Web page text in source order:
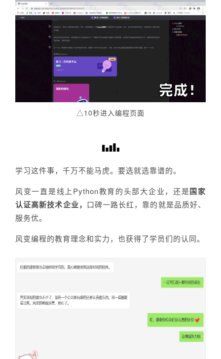
△10秒进入编程页面
学习这件事，千万不能马虎。要选就选靠谱的。
风变一直是线上Python教育的头部大企业，还是国家
认证高新技术企业， 口碑一路长红，靠的就是品质好、
服务优。
风变编程的教育理念和实力，也获得了学员们的认同。